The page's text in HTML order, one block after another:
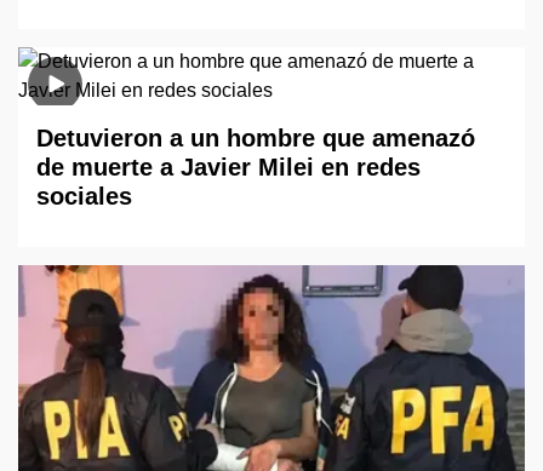
Detuvieron a un hombre que amenazó
de muerte a Javier Milei en redes
sociales